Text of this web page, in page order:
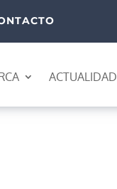
ACTUALIDAD